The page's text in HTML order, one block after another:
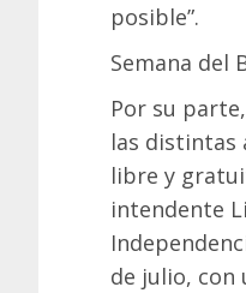
posible”.
Semana del
Por su
las distintas
libre y
intendente
de julio, con